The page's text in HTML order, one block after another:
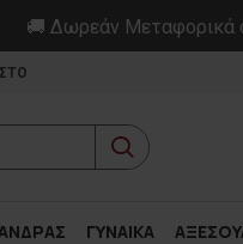
🚚 Δωρεάν Μεταφορικά
ΑΝΔΡΑΣ ΓΥΝΑΙΚΑ